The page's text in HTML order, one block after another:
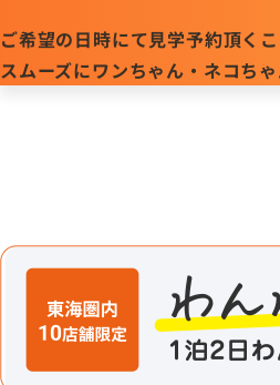
ご希望の日時にて見学予約頂く
スムーズにワンちゃん・ネコち